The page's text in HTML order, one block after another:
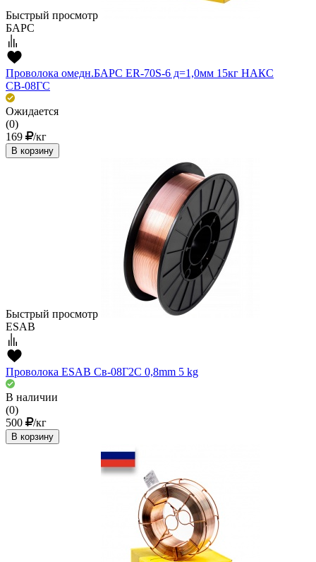
Быстрый просмотр
БАРС
Проволока омедн.БАРС ER-70S-6 д=1,0мм 15кг НАКС
СВ-08ГС
Ожидается
(0)
169
/кг
В корзину
Быстрый просмотр
ESAB
Проволока ESAB Св-08Г2С 0,8mm 5 kg
В наличии
(0)
500
/кг
В корзину